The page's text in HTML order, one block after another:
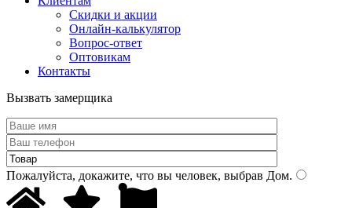
Скидки и акции
Онлайн-калькулятор
Вопрос-ответ
Оптовикам
Контакты
Вызвать замерщика
Пожалуйста, докажите, что вы человек, выбрав Дом.